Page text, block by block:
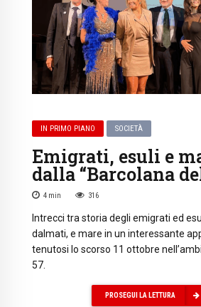
IN PRIMO PIANO SOCIETÀ
Emigrati, esuli e
dalla “Barcolana
4 min 316
Intrecci tra storia degli emigrati ed
dalmati, e mare in un interessante
tenutosi lo scorso 11 ottobre
57.
PROSEGUI LA LETTURA